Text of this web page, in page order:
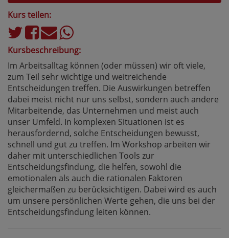
Kurs teilen:
Kursbeschreibung:
Im Arbeitsalltag können (oder müssen) wir oft viele,
zum Teil sehr wichtige und weitreichende
Entscheidungen treffen. Die Auswirkungen betreffen
dabei meist nicht nur uns selbst, sondern auch andere
Mitarbeitende, das Unternehmen und meist auch
unser Umfeld. In komplexen Situationen ist es
herausfordernd, solche Entscheidungen bewusst,
schnell und gut zu treffen. Im Workshop arbeiten wir
daher mit unterschiedlichen Tools zur
Entscheidungsfindung, die helfen, sowohl die
emotionalen als auch die rationalen Faktoren
gleichermaßen zu berücksichtigen. Dabei wird es auch
um unsere persönlichen Werte gehen, die uns bei der
Entscheidungsfindung leiten können.